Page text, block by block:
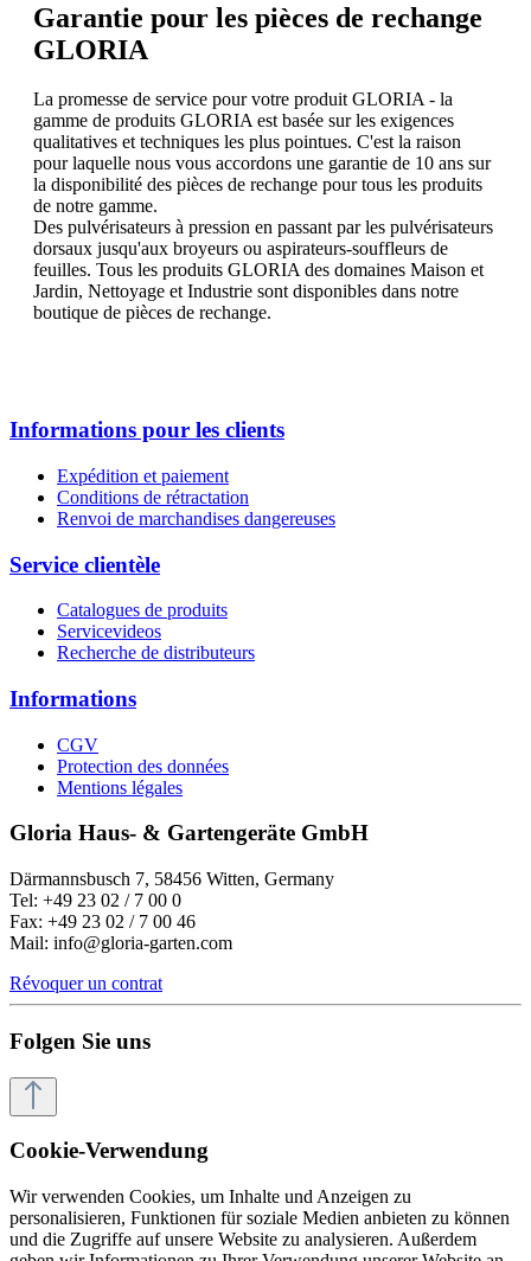
Garantie pour les pièces de rechange
GLORIA
La promesse de service pour votre produit GLORIA - la
gamme de produits GLORIA est basée sur les exigences
qualitatives et techniques les plus pointues. C'est la raison
pour laquelle nous vous accordons une garantie de 10 ans sur
la disponibilité des pièces de rechange pour tous les produits
de notre gamme.
Des pulvérisateurs à pression en passant par les pulvérisateurs
dorsaux jusqu'aux broyeurs ou aspirateurs-souffleurs de
feuilles. Tous les produits GLORIA des domaines Maison et
Jardin, Nettoyage et Industrie sont disponibles dans notre
boutique de pièces de rechange.
Informations pour les clients
Expédition et paiement
Conditions de rétractation
Renvoi de marchandises dangereuses
Service clientèle
Catalogues de produits
Servicevideos
Recherche de distributeurs
Informations
CGV
Protection des données
Mentions légales
Gloria Haus- & Gartengeräte GmbH
Därmannsbusch 7, 58456 Witten, Germany
Tel: +49 23 02 / 7 00 0
Fax: +49 23 02 / 7 00 46
Mail: info@gloria-garten.com
Révoquer un contrat
Folgen Sie uns
Cookie-Verwendung
Wir verwenden Cookies, um Inhalte und Anzeigen zu
personalisieren, Funktionen für soziale Medien anbieten zu können
und die Zugriffe auf unsere Website zu analysieren. Außerdem